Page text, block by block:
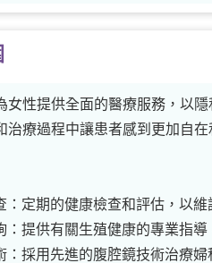
女性提供全面的醫療服務，以
治療過程中讓患者感到更加自
：定期的健康檢查和評估，以維
：提供有關生殖健康的專業指
：採用先進的腹腔鏡技術治療